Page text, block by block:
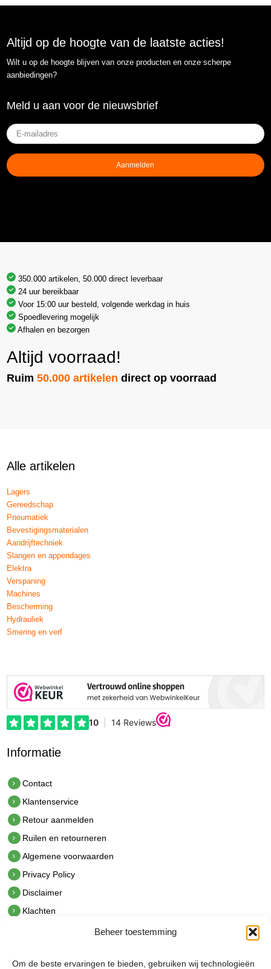
Beheer toestemming
Om de beste ervaringen te bieden, gebruiken wij technologieën
Altijd op de hoogte van de laatste acties!
Wilt u op de hoogte blijven van onze producten en onze scherpe
aanbiedingen?
Meld u aan voor de nieuwsbrief
E-
mailadres(Vereist)
Aanmelden
350.000 artikelen, 50.000 direct leverbaar
24 uur bereikbaar
Voor 15:00 uur besteld, volgende werkdag in huis
Spoedlevering mogelijk
Afhalen en bezorgen
Altijd voorraad!
Ruim50.000 artikelen direct op voorraad
Alle artikelen
Lagers
Gereedschap
Pneumatiek
Bevestigingsmaterialen
Aandrijftechniek
Slangen en appendages
Elektra
Verspaning
Machines
Bescherming
Hydrauliek
Smering en verf
Informatie
Contact
Klantenservice
Retour aanmelden
Ruilen en retourneren
Algemene voorwaarden
Privacy Policy
Disclaimer
Klachten
hetindustriehuis B.V.